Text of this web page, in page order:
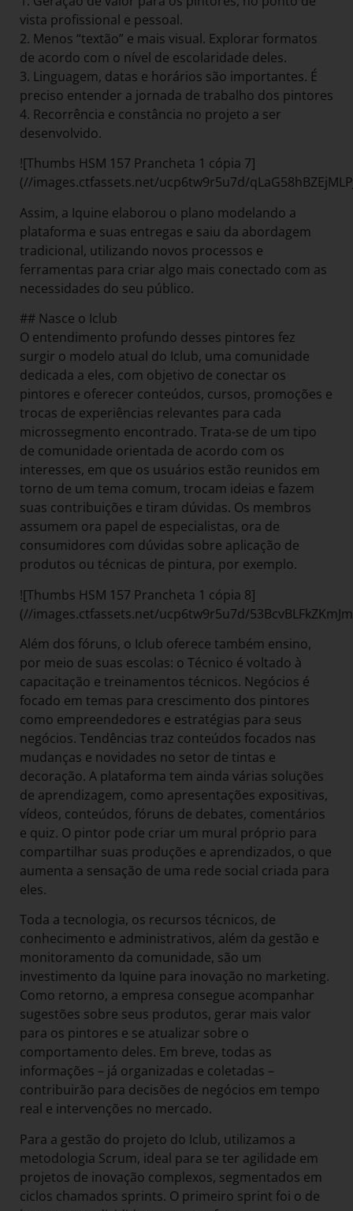
vista profissional e pessoal.
2. Menos “textão” e mais visual. Explorar formatos
de acordo com o nível de escolaridade deles.
3. Linguagem, datas e horários são importantes. É
preciso entender a jornada de trabalho dos pintores
4. Recorrência e constância no projeto a ser
desenvolvido.
![Thumbs HSM 157 Prancheta 1 cópia 7]
(//images.ctfassets.net/ucp6tw9r5u7d/
Assim, a Iquine elaborou o plano modelando a
plataforma e suas entregas e saiu da abordagem
tradicional, utilizando novos processos e
ferramentas para criar algo mais conectado com as
necessidades do seu público.
## Nasce o Iclub
O entendimento profundo desses pintores fez
surgir o modelo atual do Iclub, uma comunidade
dedicada a eles, com objetivo de conectar os
pintores e oferecer conteúdos, cursos, promoções e
trocas de experiências relevantes para cada
microssegmento encontrado. Trata-se de um tipo
de comunidade orientada de acordo com os
interesses, em que os usuários estão reunidos em
torno de um tema comum, trocam ideias e fazem
suas contribuições e tiram dúvidas. Os membros
assumem ora papel de especialistas, ora de
consumidores com dúvidas sobre aplicação de
produtos ou técnicas de pintura, por exemplo.
![Thumbs HSM 157 Prancheta 1 cópia 8]
(//images.ctfassets.net/ucp6tw9r5u7d/
Além dos fóruns, o Iclub oferece também ensino,
por meio de suas escolas: o Técnico é voltado à
capacitação e treinamentos técnicos. Negócios é
focado em temas para crescimento dos pintores
como empreendedores e estratégias para seus
negócios. Tendências traz conteúdos focados nas
mudanças e novidades no setor de tintas e
decoração. A plataforma tem ainda várias soluções
de aprendizagem, como apresentações expositivas,
vídeos, conteúdos, fóruns de debates, comentários
e quiz. O pintor pode criar um mural próprio para
compartilhar suas produções e aprendizados, o que
aumenta a sensação de uma rede social criada para
eles.
Toda a tecnologia, os recursos técnicos, de
conhecimento e administrativos, além da gestão e
monitoramento da comunidade, são um
investimento da Iquine para inovação no marketing.
Como retorno, a empresa consegue acompanhar
sugestões sobre seus produtos, gerar mais valor
para os pintores e se atualizar sobre o
comportamento deles. Em breve, todas as
informações – já organizadas e coletadas –
contribuirão para decisões de negócios em tempo
real e intervenções no mercado.
Para a gestão do projeto do Iclub, utilizamos a
metodologia Scrum, ideal para se ter agilidade em
projetos de inovação complexos, segmentados em
ciclos chamados sprints. O primeiro sprint foi o de